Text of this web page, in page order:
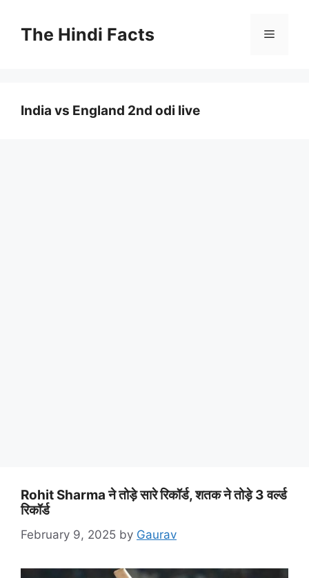
The Hindi Facts
India vs England 2nd odi live
Rohit Sharma ने तोड़े सारे रिकॉर्ड, शतक ने तोड़े 3 वर्ल्ड
रिकॉर्ड
February 9, 2025 by Gaurav